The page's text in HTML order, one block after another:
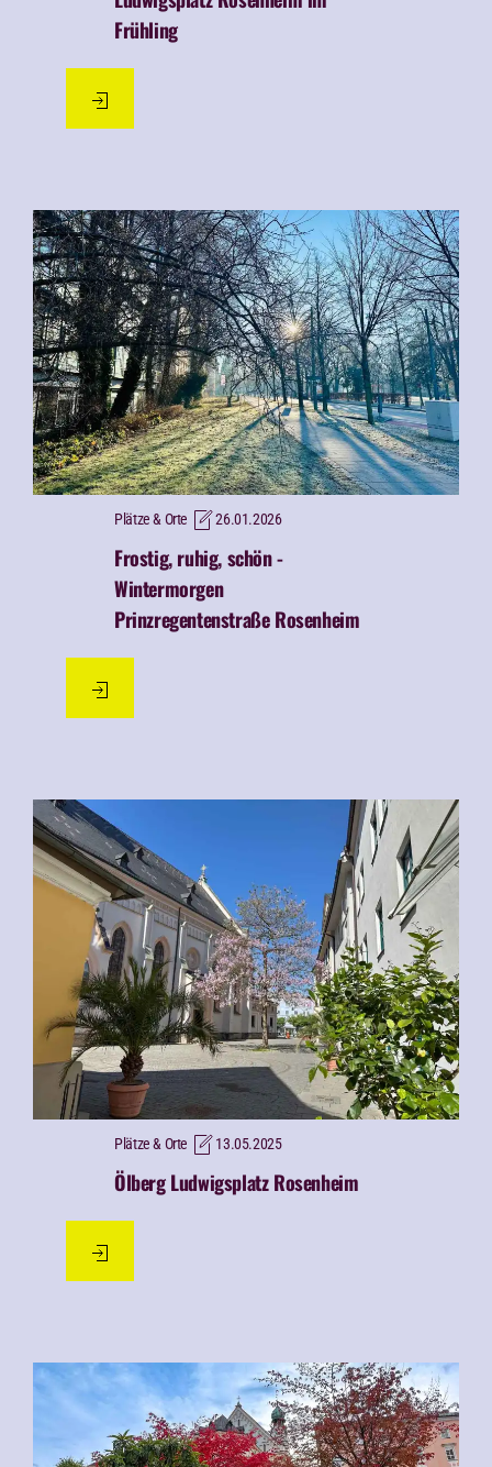
Frühling
Plätze & Orte 26.01.2026
Frostig, ruhig, schön -
Wintermorgen
Prinzregentenstraße Rosenheim
Plätze & Orte 13.05.2025
Ölberg Ludwigsplatz Rosenheim